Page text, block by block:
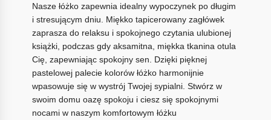
Nasze łóżko zapewnia idealny wypoczynek po długim
i stresującym dniu. Miękko tapicerowany zagłówek
zaprasza do relaksu i spokojnego czytania ulubionej
książki, podczas gdy aksamitna, miękka tkanina otula
Cię, zapewniając spokojny sen. Dzięki pięknej
pastelowej palecie kolorów łóżko harmonijnie
wpasowuje się w wystrój Twojej sypialni. Stwórz w
swoim domu oazę spokoju i ciesz się spokojnymi
nocami w naszym komfortowym łóżku